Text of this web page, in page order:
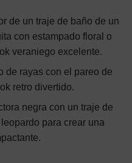
de un traje de baño de un
con estampado floral o
veraniego excelente.
de rayas con el pareo de
retro divertido.
negra con un traje de
para crear una